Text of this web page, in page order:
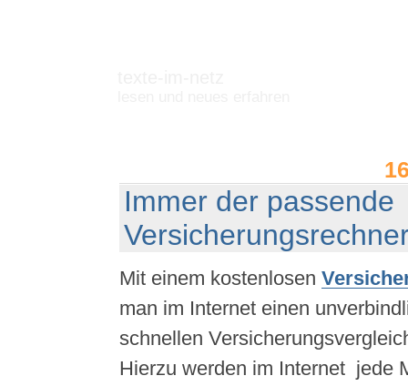
Immer der passende
Mit einem kostenlosen
man im Internet einen
schnellen
Hierzu werden im Internet jede